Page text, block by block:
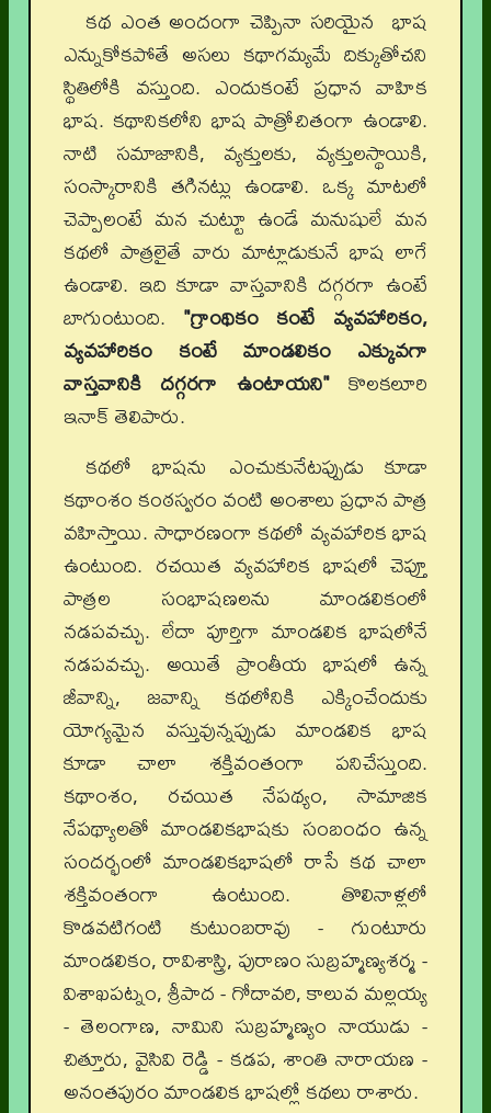
కథ ఎంత అందంగా చెప్పినా సరియైన భాష
ఎన్నుకోకపోతే అసలు కథాగమ్యమే దిక్కుతోచని
స్థితిలోకి వస్తుంది. ఎందుకంటే ప్రధాన వాహిక
భాష. కథానికలోని భాష పాత్రోచితంగా ఉండాలి.
నాటి సమాజానికి, వ్యక్తులకు, వ్యక్తులస్థాయికి,
సంస్కారానికి తగినట్లు ఉండాలి. ఒక్క మాటలో
చెప్పాలంటే మన చుట్టూ ఉండే మనుషులే మన
కథలో పాత్రలైతే వారు మాట్లాడుకునే భాష లాగే
ఉండాలి. ఇది కూడా వాస్తవానికి దగ్గరగా ఉంటే
బాగుంటుంది. "గ్రాంథికం కంటే వ్యవహారికం,
వ్యవహారికం కంటే మాండలికం ఎక్కువగా
వాస్తవానికి దగ్గరగా ఉంటాయని"కొలకలూరి
ఇనాక్ తెలిపారు.
కథలో భాషను ఎంచుకునేటప్పుడు కూడా
కథాంశం కంఠస్వరం వంటి అంశాలు ప్రధాన పాత్ర
వహిస్తాయి. సాధారణంగా కథలో వ్యవహారిక భాష
ఉంటుంది. రచయిత వ్యవహారిక భాషలో చెప్తూ
పాత్రల సంభాషణలను మాండలికంలో
నడపవచ్చు. లేదా పూర్తిగా మాండలిక భాషలోనే
నడపవచ్చు. అయితే ప్రాంతీయ భాషలో ఉన్న
జీవాన్ని, జవాన్ని కథలోనికి ఎక్కించేందుకు
యోగ్యమైన వస్తువున్నప్పుడు మాండలిక భాష
కూడా చాలా శక్తివంతంగా పనిచేస్తుంది.
కథాంశం, రచయిత నేపథ్యం, సామాజిక
నేపథ్యాలతో మాండలికభాషకు సంబంధం ఉన్న
సందర్భంలో మాండలికభాషలో రాసే కథ చాలా
శక్తివంతంగా ఉంటుంది. తొలినాళ్లలో
కొడవటిగంటి కుటుంబరావు - గుంటూరు
మాండలికం, రావిశాస్త్రి, పురాణం సుబ్రహ్మణ్యశర్మ -
విశాఖపట్నం, శ్రీపాద - గోదావరి, కాలువ మల్లయ్య
- తెలంగాణ, నామిని సుబ్రహ్మణ్యం నాయుడు -
చిత్తూరు, వైసివి రెడ్డి - కడప, శాంతి నారాయణ -
అనంతపురం మాండలిక భాషల్లో కథలు రాశారు.